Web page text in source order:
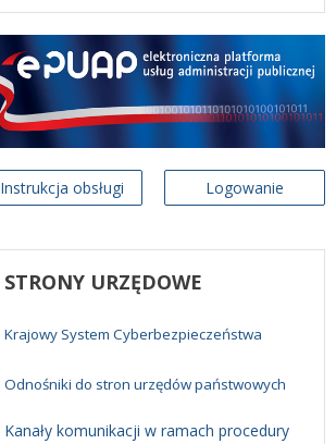
Instrukcja obsługi Logowanie
STRONY URZĘDOWE
Krajowy System Cyberbezpieczeństwa
Odnośniki do stron urzędów państwowych
Kanały komunikacji w ramach procedury